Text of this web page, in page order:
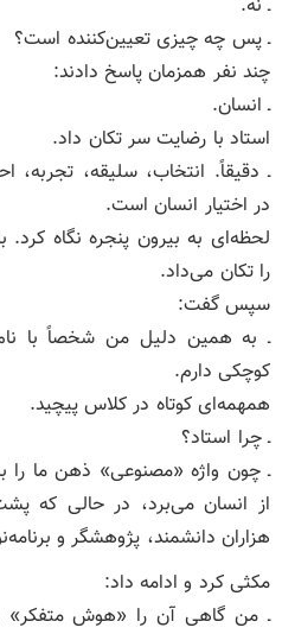
ـ نه.
ـ پس چه چیزی تعیین‌کننده است؟
چند نفر همزمان پاسخ دادند:
ـ انسان.
استاد با رضایت سر تکان داد.
ـ دقیقاً. انتخاب، سلیقه،
در اختیار انسان است.
لحظه‌ای به بیرون پنجره نگاه
را تکان می‌داد.
سپس گفت:
ـ به همین دلیل من شخصاً با
کوچکی دارم.
همهمه‌ای کوتاه در کلاس پیچید.
ـ چرا استاد؟
ـ چون واژه «مصنوعی» ذهن ما
از انسان می‌برد، در حالی که
هزاران دانشمند، پژوهشگر و
مکثی کرد و ادامه داد:
ـ من گاهی آن را «هوش متفکر»